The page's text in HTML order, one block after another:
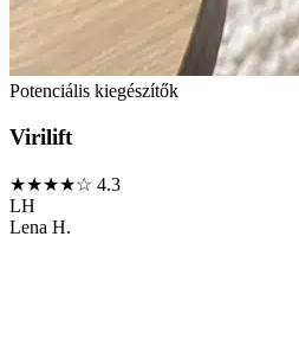
Potenciális kiegészítők
Virilift
★★★★☆ 4.3
LH
Lena H.